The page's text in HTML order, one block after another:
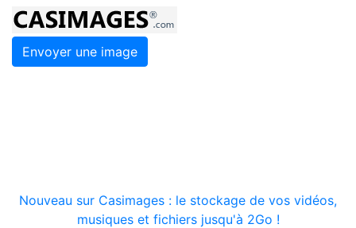
Envoyer une image
Nouveau sur Casimages : le stockage de vos vidéos,
musiques et fichiers jusqu'à 2Go !